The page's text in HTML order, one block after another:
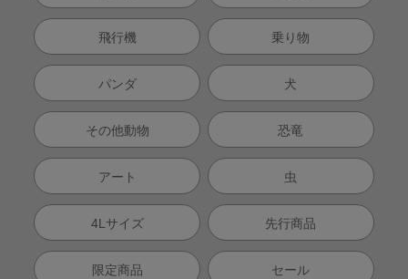
飛行機 乗り物
パンダ 犬
その他動物 恐竜
アート 虫
4Lサイズ 先行商品
限定商品 セール